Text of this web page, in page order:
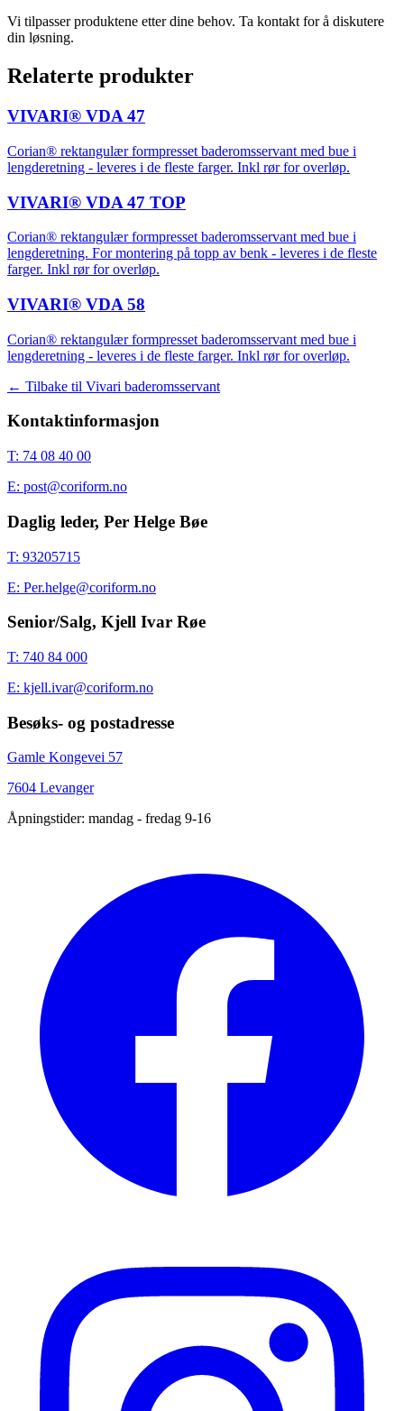
Vi tilpasser produktene etter dine behov. Ta kontakt for å diskutere
din løsning.
Relaterte produkter
VIVARI® VDA 47
Corian® rektangulær formpresset baderomsservant med bue i
lengderetning - leveres i de fleste farger. Inkl rør for overløp.
VIVARI® VDA 47 TOP
Corian® rektangulær formpresset baderomsservant med bue i
lengderetning. For montering på topp av benk - leveres i de fleste
farger. Inkl rør for overløp.
VIVARI® VDA 58
Corian® rektangulær formpresset baderomsservant med bue i
lengderetning - leveres i de fleste farger. Inkl rør for overløp.
← Tilbake til Vivari baderomsservant
Kontaktinformasjon
T: 74 08 40 00
E: post@coriform.no
Daglig leder, Per Helge Bøe
T: 93205715
E: Per.helge@coriform.no
Senior/Salg, Kjell Ivar Røe
T: 740 84 000
E: kjell.ivar@coriform.no
Besøks- og postadresse
Gamle Kongevei 57
7604 Levanger
Åpningstider: mandag - fredag 9-16